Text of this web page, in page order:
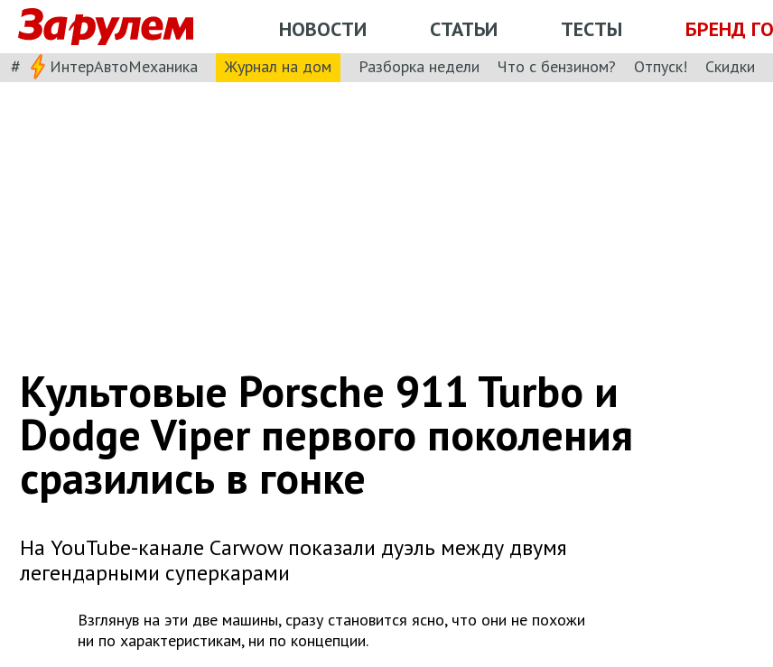
НОВОСТИ СТАТЬИ ТЕСТЫ БРЕНД
# ИнтерАвтоМеханика Журнал на дом Разборка недели Что с бензином? Отпуск! Скидки
Культовые Porsche 911 Turbo и
Dodge Viper первого поколения
сразились в гонке
На YouTube-канале Carwow показали дуэль между двумя
легендарными суперкарами
Взглянув на эти две машины, сразу становится ясно, что они не похожи
ни по характеристикам, ни по концепции.